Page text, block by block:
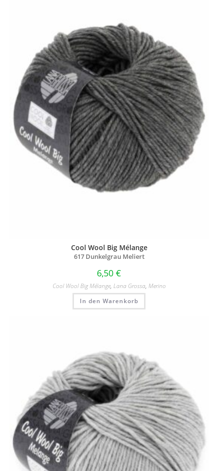
Cool Wool Big Mélange
617 Dunkelgrau Meliert
6,50 €
Cool Wool Big Mélange, Lana Grossa, Merino
In den Warenkorb